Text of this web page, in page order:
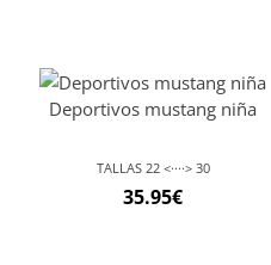
Deportivos mustang niña
TALLAS 22 <····> 30
35.95€